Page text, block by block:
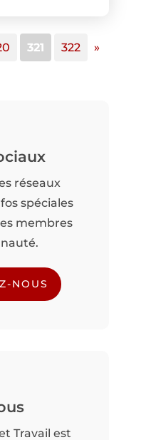
321 322 »
réseaux
spéciales
membres
NOUS
Travail est